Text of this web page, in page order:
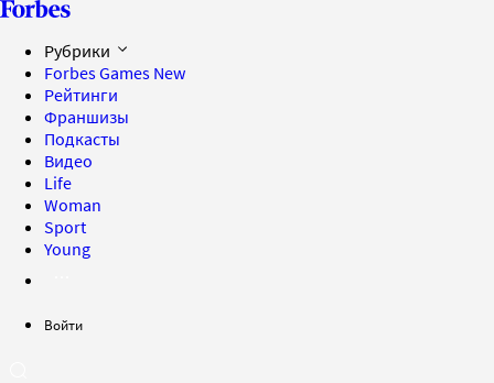
Рубрики
Forbes Games New
Рейтинги
Франшизы
Подкасты
Видео
Life
Woman
Sport
Young
Войти